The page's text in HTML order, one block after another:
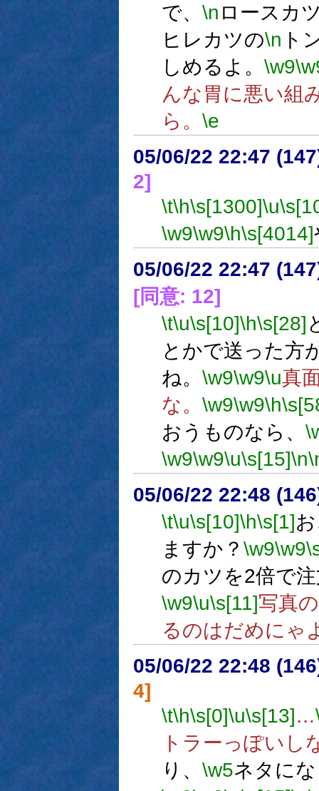
で、 \n ロースカ
ヒレカツの\n ト
しめるよ。 \w9
んな胃に悪い組
ら。 \e
05/06/22 22:47
2]
\t\h\s[1300]\u
\w9\w9\h\s[4014]
05/06/22 22:47
[同意: 12]
\t\u\s[10]\h\s[28]
とかで送った方
ね。 \w9\w9\u真
な。 \w9\w9\h
おうものなら、
\w9\w9\u\s[15]\n
05/06/22 22:48
\t\u\s[10]\h\s[1]
ますか？ \w9\w9
のカツを2倍で
\w9\u\s[11]写真
るのはだめにゃ
05/06/22 22:48
4]
\t\h\s[0]\u\s[13] …
トラーっぽいし
り、 \w5ネタに